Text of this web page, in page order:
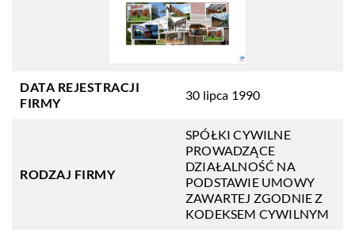
DATA REJESTRACJI
FIRMY
30 lipca 1990
RODZAJ FIRMY
SPÓŁKI CYWILNE
PROWADZĄCE
DZIAŁALNOŚĆ NA
PODSTAWIE UMOWY
ZAWARTEJ ZGODNIE Z
KODEKSEM CYWILNYM